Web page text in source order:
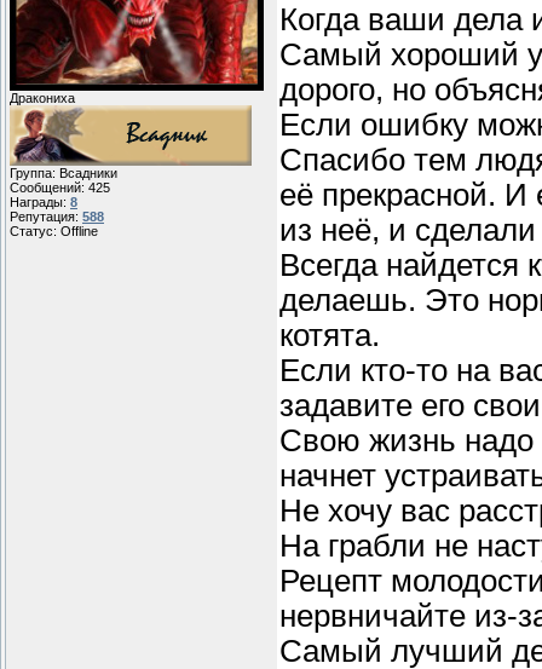
Дракониха
Группа: Всадники
Сообщений: 425
Награды: 8
Репутация: 588
Статус: Offline
Когда ваши дела
Самый хороший
дорого, но
Если ошибку
Спасибо тем
её прекрасной.
из неё, и
Всегда найдется
делаешь. Это
котята.
Если кто-то на
задавите его
Свою жизнь надо
начнет
Не хочу вас
На грабли не
Рецепт
нервничайте из-
Самый лучший